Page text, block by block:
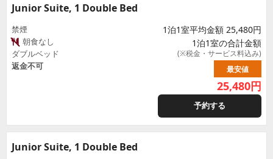
Junior Suite, 1 Double Bed
禁煙
朝食なし
ダブルベッド
返金不可
1泊1室平均金額 25,480円
1泊1室の合計金額
(※税金・サービス料込み)
最安値
25,480円
予約する
Junior Suite, 1 Double Bed